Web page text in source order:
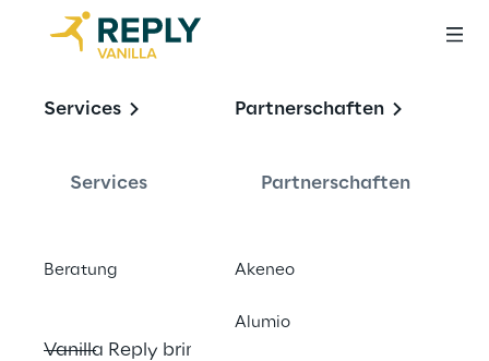
Services
Services
Beratung
Partnerschaften
Partnerschaften
Akeneo
Alumio
Unsere DNA:
CMS. PIM.
Vanilla Reply bringt die richtigen Experten